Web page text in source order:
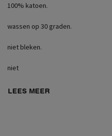
100% katoen.
wassen op 30 graden.
niet bleken.
niet
LEES MEER